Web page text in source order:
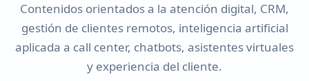
Contenidos orientados a la atención digital, CRM,
gestión de clientes remotos, inteligencia artificial
aplicada a call center, chatbots, asistentes virtuales
y experiencia del cliente.